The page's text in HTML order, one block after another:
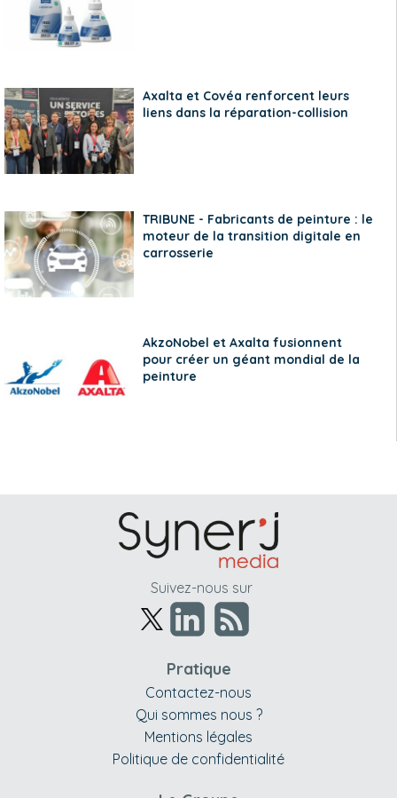
Axalta et Covéa renforcent leurs
liens dans la réparation-collision
TRIBUNE - Fabricants de peinture : le
moteur de la transition digitale en
carrosserie
AkzoNobel et Axalta fusionnent
pour créer un géant mondial de la
peinture
Suivez-nous sur
Pratique
Contactez-nous
Qui sommes nous ?
Mentions légales
Politique de confidentialité